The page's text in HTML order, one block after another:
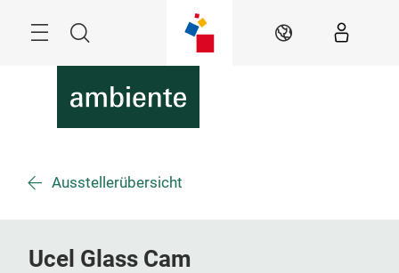
Suche DE
Ausstellerübersicht
Ucel Glass Cam